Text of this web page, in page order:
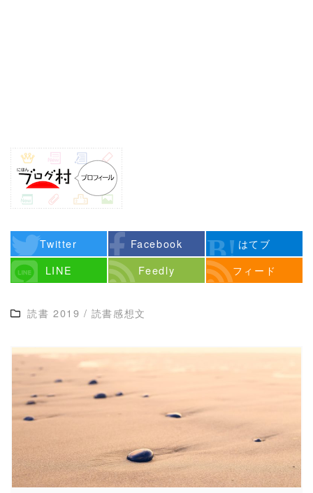
Twitter Facebook
はてブ
LINE
Feedly フィード
読書 2019 / 読書感想文